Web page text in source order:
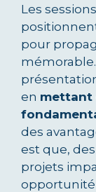
Les
pour
en mettant
des
est que,
projets
opportunité